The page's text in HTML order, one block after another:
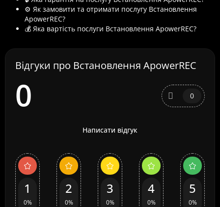
⚙️ Як замовити та отримати послугу Встановлення
ApowerREC?
💰 Яка вартість послуги Встановлення ApowerREC?
Відгуки про Встановлення ApowerREC
0 0
Написати відгук
1
0%
2
0%
3
0%
4
0%
5
0%